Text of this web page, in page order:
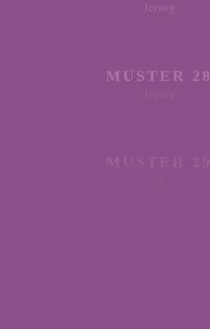
Jersey
MUSTER 28